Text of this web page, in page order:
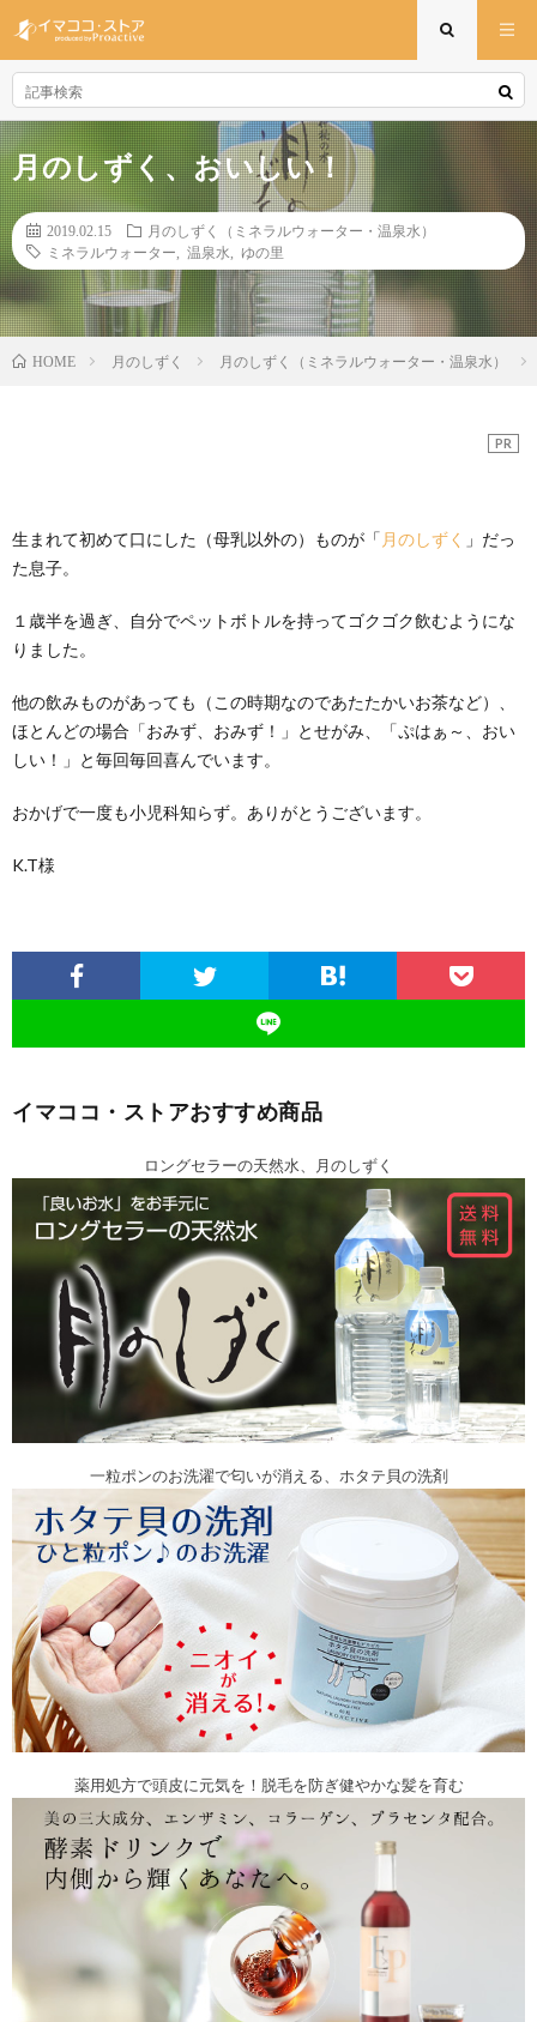
月のしずく、おいしい！
2019.02.15
月のしずく（ミネラルウォーター・温泉水）
ミネラルウォーター
温泉水 ゆの里
HOME 月のしずく 月のしずく（ミネラルウォーター・温泉水）
PR
生まれて初めて口にした（母乳以外の）ものが「 月のしずく 」だっ
た息子。
１歳半を過ぎ、自分でペットボトルを持ってゴクゴク飲むようにな
りました。
他の飲みものがあっても（この時期なのであたたかいお茶など）、
ほとんどの場合「おみず、おみず！」とせがみ、「ぷはぁ～、おい
しい！」と毎回毎回喜んでいます。
おかげで一度も小児科知らず。ありがとうございます。
K.T様
イマココ・ストアおすすめ商品
ロングセラーの天然水、月のしずく
一粒ポンのお洗濯で匂いが消える、ホタテ貝の洗剤
薬用処方で頭皮に元気を！脱毛を防ぎ健やかな髪を育む